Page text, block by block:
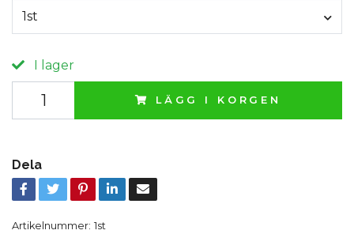
1st
I lager
LÄGG I KORGEN
Dela
Artikelnummer: 1st